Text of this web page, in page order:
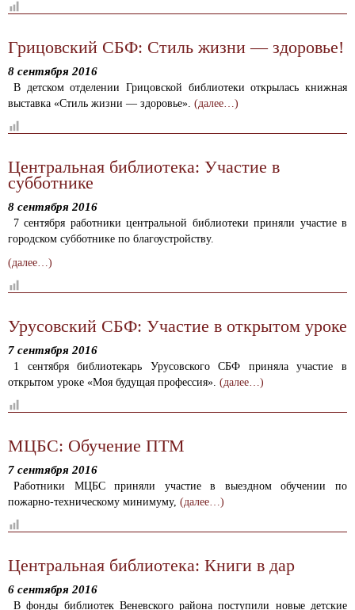
Грицовский СБФ: Стиль жизни — здоровье!
8 сентября 2016
В детском отделении Грицовской библиотеки открылась книжная
выставка «Стиль жизни — здоровье». (далее…)
Центральная библиотека: Участие в
субботнике
8 сентября 2016
7 сентября работники центральной библиотеки приняли участие в
городском субботнике по благоустройству.
(далее…)
Урусовский СБФ: Участие в открытом уроке
7 сентября 2016
1 сентября библиотекарь Урусовского СБФ приняла участие в
открытом уроке «Моя будущая профессия». (далее…)
МЦБС: Обучение ПТМ
7 сентября 2016
Работники МЦБС приняли участие в выездном обучении по
пожарно-техническому минимуму, (далее…)
Центральная библиотека: Книги в дар
6 сентября 2016
В фонды библиотек Веневского района поступили новые детские